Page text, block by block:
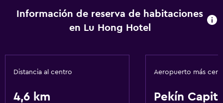
Información de reserva de habitaciones
en Lu Hong Hotel
Distancia al centro
4,6 km
Aeropuerto más
Pekín